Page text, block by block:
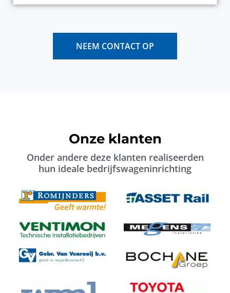
NEEM CONTACT OP
Onze klanten
Onder andere deze klanten realiseerden
hun ideale bedrijfswageninrichting